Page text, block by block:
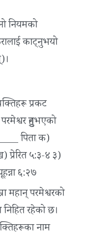
नियमको
काट्नुभयो
प्रकट
हुनुभएको
पिता क)
प्रेरित ५:३-४ ३)
६:२७
महान् परमेश्वरको
रहेको छ।
नाम